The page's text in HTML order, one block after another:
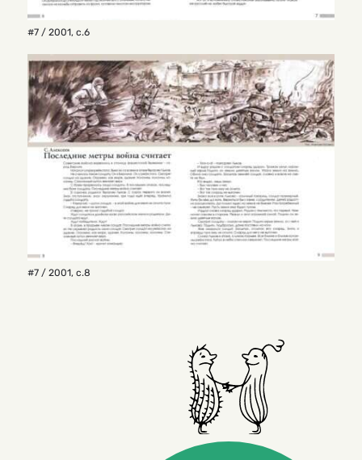
#7 / 2001, с.6
#7 / 2001, с.8